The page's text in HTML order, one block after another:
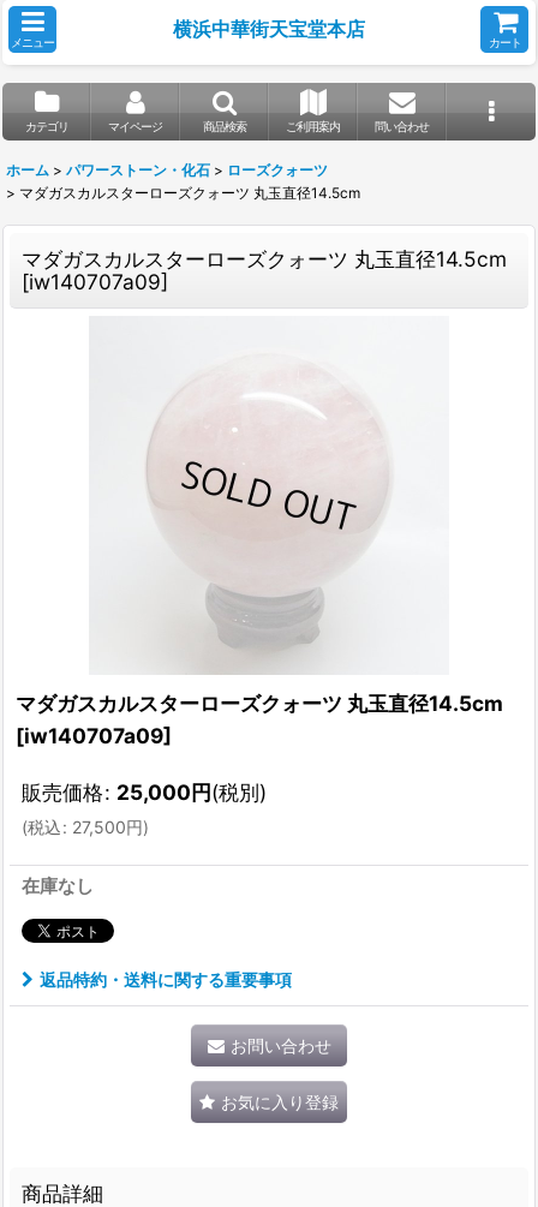
メニュー
横浜中華街天宝堂本店
カート
カテゴリ マイページ 商品検索 ご利用案内 問い合わせ
ホーム > パワーストーン・化石 > ローズクォーツ
> マダガスカルスターローズクォーツ 丸玉直径14.5cm
マダガスカルスターローズクォーツ 丸玉直径14.5cm
[iw140707a09]
マダガスカルスターローズクォーツ 丸玉直径14.5cm
[iw140707a09]
販売価格: 25,000円(税別)
(税込: 27,500円)
在庫なし
返品特約・送料に関する重要事項
お問い合わせ
お気に入り登録
商品詳細